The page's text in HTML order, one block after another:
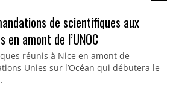
de scientifiques aux
amont de l’UNOC
réunis à Nice en amont de
Unies sur l’Océan qui débutera le